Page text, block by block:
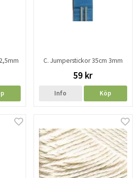
C. Jumperstickor 35cm 3mm
59 kr
Info Köp